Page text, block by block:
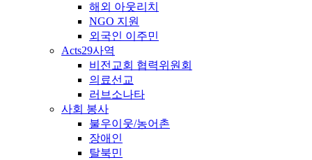
해외 아웃리치
NGO 지원
외국인 이주민
Acts29사역
비전교회 협력위원회
의료선교
러브소나타
사회 봉사
불우이웃/농어촌
장애인
탈북민